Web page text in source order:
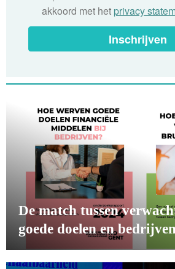
akkoord met het privacy
Inschrijven
De match tussen
goede doelen en bedrijven